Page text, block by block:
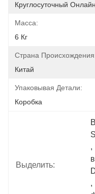
Круглосуточный
Масса:
6 Кг
Страна
Китай
Упаковывая Детали:
Коробка
Выделить:
,
,